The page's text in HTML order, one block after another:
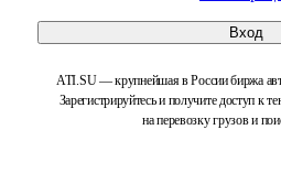
Вход
ATI.SU — крупнейшая в России биржа
Зарегистрируйтесь и получите доступ к
на перевозку грузов и